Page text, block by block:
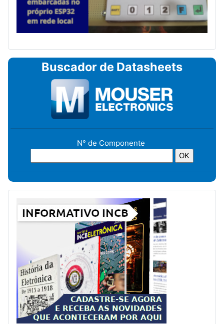
Buscador de Datasheets
N° de Componente